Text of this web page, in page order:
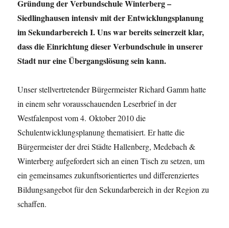
Gründung der Verbundschule Winterberg –
Siedlinghausen intensiv mit der Entwicklungsplanung
im Sekundarbereich I. Uns war bereits seinerzeit klar,
dass die Einrichtung dieser Verbundschule in unserer
Stadt nur eine Übergangslösung sein kann.
Unser stellvertretender Bürgermeister Richard Gamm hatte
in einem sehr vorausschauenden Leserbrief in der
Westfalenpost vom 4. Oktober 2010 die
Schulentwicklungsplanung thematisiert. Er hatte die
Bürgermeister der drei Städte Hallenberg, Medebach &
Winterberg aufgefordert sich an einen Tisch zu setzen, um
ein gemeinsames zukunftsorientiertes und differenziertes
Bildungsangebot für den Sekundarbereich in der Region zu
schaffen.